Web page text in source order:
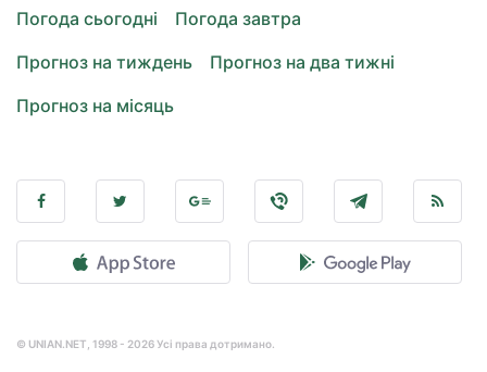
Погода сьогодні
Погода завтра
Прогноз на тиждень
Прогноз на два тижні
Прогноз на місяць
© UNIAN.NET, 1998 - 2026 Усі права дотримано.